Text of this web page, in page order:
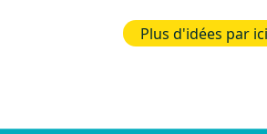
Plus d'idées par ici